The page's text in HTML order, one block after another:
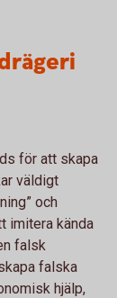
för att skapa
väldigt
och
imitera kända
falsk
falska
hjälp,